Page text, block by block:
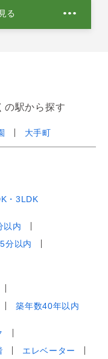
る
の駅から探す
大手町
・3LDK
以内
分以内
築年数40年以内
エレベーター